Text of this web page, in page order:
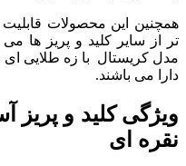
همچنین اين محصولات
تر از سایر کلید و پریز ها
مدل کریستال با زه طلایی ای
دارا می باشند.
ویژگی کلید و
نقره ای